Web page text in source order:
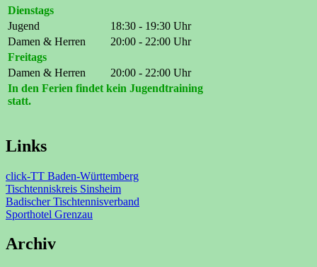
Dienstags
Jugend
18:30 - 19:30 Uhr
Damen & Herren
20:00 - 22:00 Uhr
Freitags
Damen & Herren
20:00 - 22:00 Uhr
In den Ferien findet kein Jugendtraining
statt.
Links
click-TT Baden-Württemberg
Tischtenniskreis Sinsheim
Badischer Tischtennisverband
Sporthotel Grenzau
Archiv